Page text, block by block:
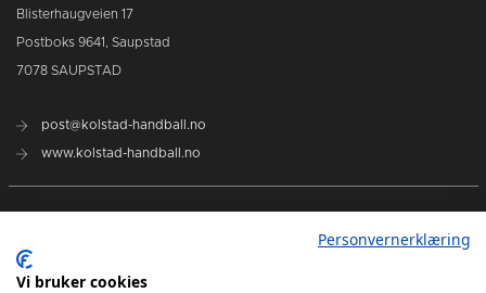
Blisterhaugveien 17
Postboks 9641, Saupstad
7078 SAUPSTAD
post@kolstad-handball.no
www.kolstad-handball.no
Om Kolstad Håndball
Personvernerklæring
Vi bruker cookies